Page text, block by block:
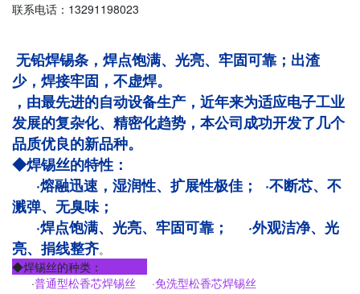
联系电话：13291198023
无铅焊锡条，焊点饱满、光亮、牢固可靠；出渣
少，焊接牢固，不虚焊。
，由最先进的自动设备生产，近年来为适应电子工业
发展的复杂化、精密化趋势，本公司成功开发了几个
品质优良的新品种。
◆焊锡丝的特性：
·熔融迅速，湿润性、扩展性极佳； ·不断芯、不
溅弹、无臭味；
·焊点饱满、光亮、牢固可靠； ·外观洁净、光
亮、捐线整齐。
◆焊锡丝的种类：
·普通型松香芯焊锡丝 ·免洗型松香芯焊锡丝